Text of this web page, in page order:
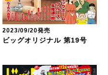
2023/09/20発売
ビッグオリジナル 第19号